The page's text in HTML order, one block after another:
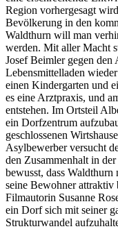
Region vorhergesagt
Bevölkerung in den
Waldthurn will man
werden. Mit aller Macht
Josef Beimler gegen den
Lebensmittelladen
einen Kindergarten und
es eine Arztpraxis, und
entstehen. Im Ortsteil
ein Dorfzentrum
geschlossenen
Asylbewerber versucht
den Zusammenhalt in
bewusst, dass
seine Bewohner attraktiv
Filmautorin Susanne
ein Dorf sich mit seiner
Strukturwandel